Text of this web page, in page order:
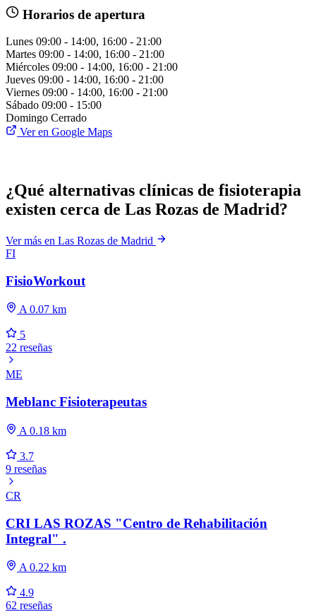
Horarios de apertura
Lunes 09:00 - 14:00, 16:00 - 21:00
Martes 09:00 - 14:00, 16:00 - 21:00
Miércoles 09:00 - 14:00, 16:00 - 21:00
Jueves 09:00 - 14:00, 16:00 - 21:00
Viernes 09:00 - 14:00, 16:00 - 21:00
Sábado 09:00 - 15:00
Domingo Cerrado
Ver en Google Maps
¿Qué alternativas clínicas de fisioterapia
existen cerca de Las Rozas de Madrid?
Ver más en Las Rozas de Madrid
FI
FisioWorkout
A 0.07 km
5
22 reseñas
ME
Meblanc Fisioterapeutas
A 0.18 km
3.7
9 reseñas
CR
CRI LAS ROZAS "Centro de Rehabilitación
Integral" .
A 0.22 km
4.9
62 reseñas